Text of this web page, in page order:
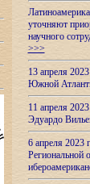
уточняют
научного
>>>
13 апреля
Южной
11 апреля
Эдуардо
6 апреля
Региональной